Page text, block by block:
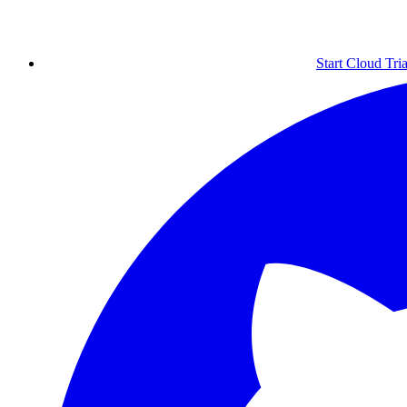
Start Cloud